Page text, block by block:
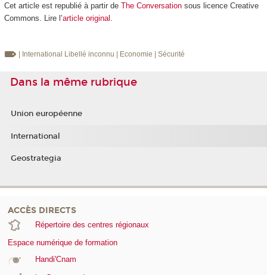
Cet article est republié à partir de The Conversationsous licence Creative
Commons. Lire l’article original
| International Libellé inconnu | Economie | Sécurité
Dans la même rubrique
Union européenne
International
Geostrategia
ACCÈS DIRECTS
Répertoire des centres régionaux
Espace numérique de formation
Handi'Cnam